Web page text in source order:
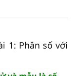
1: Phân số với